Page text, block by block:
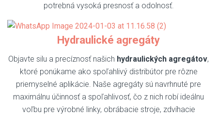
potrebná vysoká presnosť a odolnosť.
Hydraulické agregáty
Objavte silu a precíznosť našich hydraulických agregátov,
ktoré ponúkame ako spoľahlivý distribútor pre rôzne
priemyselné aplikácie. Naše agregáty sú navrhnuté pre
maximálnu účinnosť a spoľahlivosť, čo z nich robí ideálnu
voľbu pre výrobné linky, obrábacie stroje, zdvíhacie